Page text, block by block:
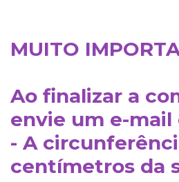
MUITO
Ao finalizar a
envie um e-mail
- A
centímetros da